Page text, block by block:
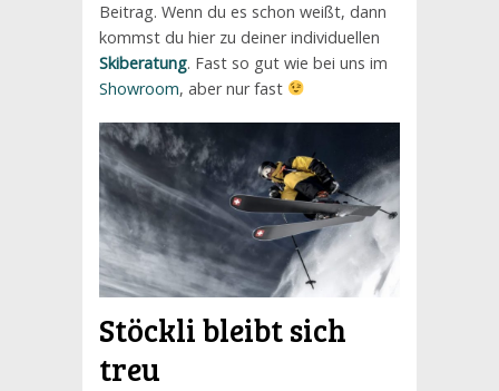
Beitrag. Wenn du es schon weißt, dann
kommst du hier zu deiner individuellen
Skiberatung. Fast so gut wie bei uns im
Showroom, aber nur fast
Stöcklibleibt sich
treu